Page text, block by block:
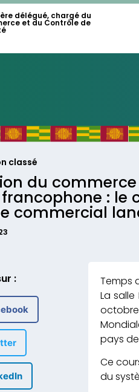
délégué, chargé du
et du Contrôle de
classé
du
: le
commercial
:
La salle
pays
Ce
du